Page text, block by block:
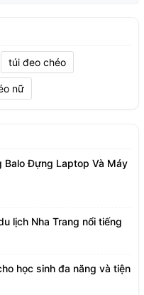
túi đeo chéo
nữ
Balo Đựng Laptop Và Máy
lịch Nha Trang nổi tiếng
học sinh đa năng và tiện